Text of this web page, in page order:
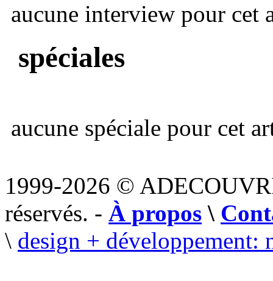
aucune interview pour cet
spéciales
aucune spéciale pour cet
1999-2026 ©
réservés. - À propos \
\ design + développement: